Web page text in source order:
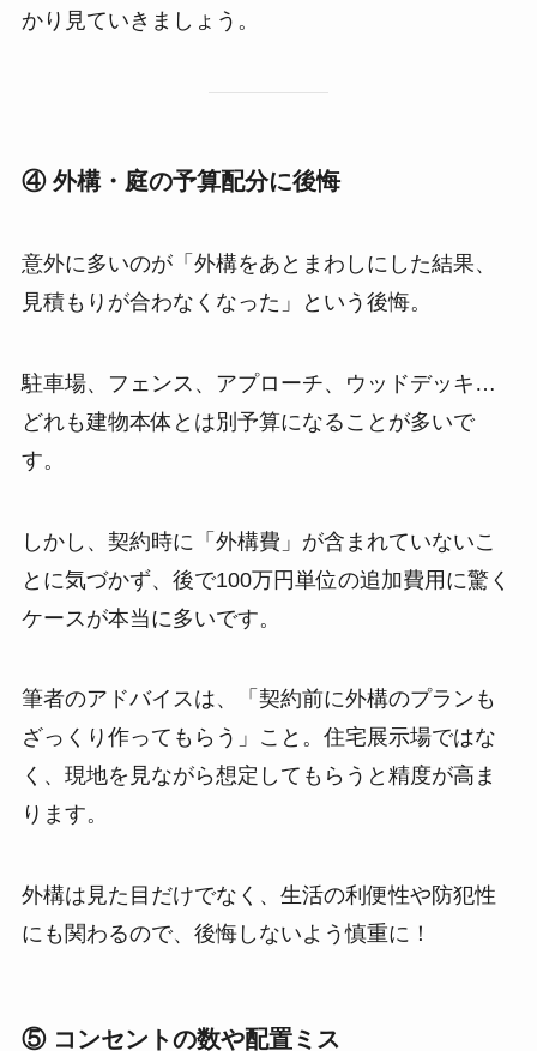
かり見ていきましょう。
④ 外構・庭の予算配分に後悔
意外に多いのが「外構をあとまわしにした結果、
見積もりが合わなくなった」という後悔。
駐車場、フェンス、アプローチ、ウッドデッキ…
どれも建物本体とは別予算になることが多いで
す。
しかし、契約時に「外構費」が含まれていないこ
とに気づかず、後で100万円単位の追加費用に驚く
ケースが本当に多いです。
筆者のアドバイスは、「契約前に外構のプランも
ざっくり作ってもらう」こと。住宅展示場ではな
く、現地を見ながら想定してもらうと精度が高ま
ります。
外構は見た目だけでなく、生活の利便性や防犯性
にも関わるので、後悔しないよう慎重に！
⑤ コンセントの数や配置ミス